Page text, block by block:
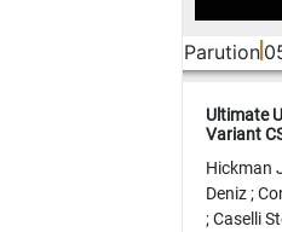
Parution
Ultimate
Variant
Hickman
Deniz;
;Caselli